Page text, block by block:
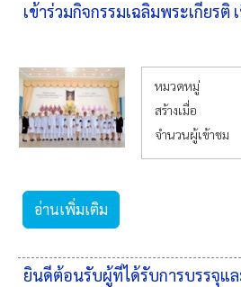
เข้าร่วมกิจกรรมเฉลิมพระเกียร
หมวดหมู่
สร้างเมื่อ
จำนวนผู้เข้าชม
อ่านเพิ่มเติม
ยินดีต้อนรับผู้ที่ได้รับการบรรจุแ